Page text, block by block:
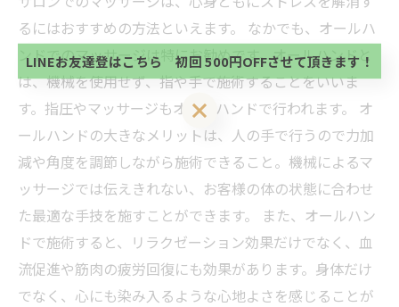
るにはおすすめの方法といえます。 なかでも、オールハ
ンドでのマッサージは特にお勧めです。オールハンドと
は、機械を使用せず、指や手で施術することをいいま
す。指圧やマッサージもオールハンドで行われます。 オ
ールハンドの大きなメリットは、人の手で行うので力加
減や角度を調節しながら施術できること。機械によるマ
ッサージでは伝えきれない、お客様の体の状態に合わせ
た最適な手技を施すことができます。 また、オールハン
ドで施術すると、リラクゼーション効果だけでなく、血
流促進や筋肉の疲労回復にも効果があります。身体だけ
でなく、心にも染み入るような心地よさを感じることが
当サロンの公式LINE@にお友達登録頂いたお客様は
初回 500円OFFさせて頂きます。 既に 追加済の
方、不必要な方 お手数ですが、✖印でお閉じ下さ
い。
LINEお友達登はこちら 初回 500円OFFさせて頂きます！
方、不必要な方 お手数ですが、✖印でお閉じ下さ
い。
LINEお友達登はこちら 初回 500円OFFさせて頂きます！